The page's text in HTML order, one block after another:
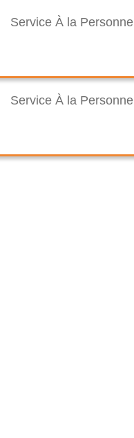
Service À la Personne
Service À la Personne